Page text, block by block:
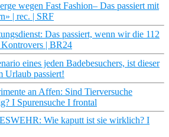
wegen Fast Fashion– Das passiert mit
| rec. | SRF
Das passiert, wenn wir die 112
| BR24
eines jeden Badebesuchers, ist dieser
Urlaub passiert!
an Affen: Sind Tierversuche
I Spurensuche I frontal
Wie kaputt ist sie wirklich? I